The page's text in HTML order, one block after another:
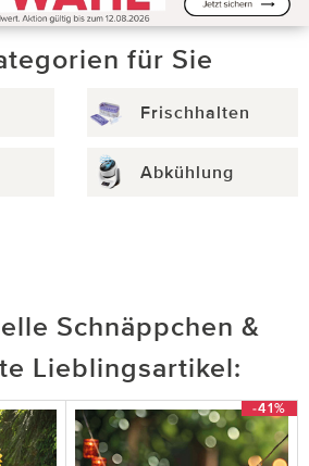
für Sie
Frischhalten
Abkühlung
Schnäppchen &
Lieblingsartikel:
-41%